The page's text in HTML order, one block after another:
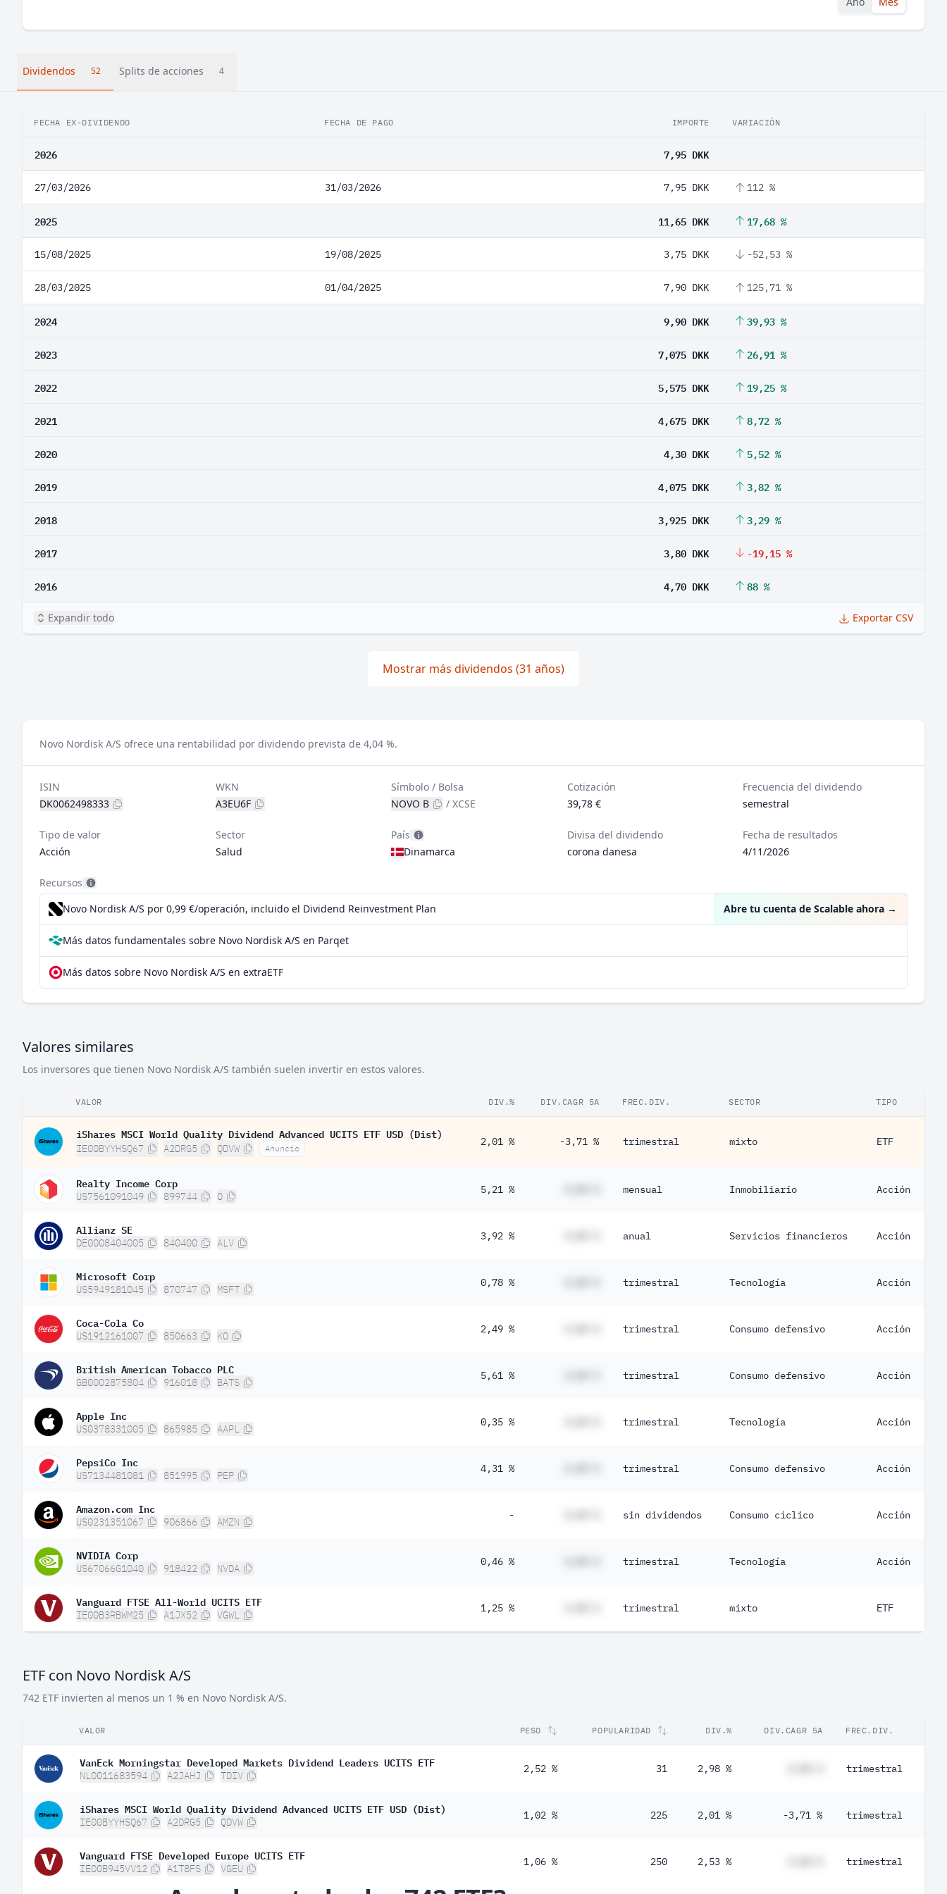
Dividendos 52 Splits de acciones 4
FECHA EX-DIVIDENDO FECHA DE PAGO IMPORTE VARIACIÓN
2026 7,95 DKK
27/03/2026 31/03/2026 7,95 DKK 112 %
2025 11,65 DKK 17,68 %
15/08/2025 19/08/2025 3,75 DKK -52,53 %
28/03/2025 01/04/2025 7,90 DKK 125,71 %
2024 9,90 DKK 39,93 %
2023 7,075 DKK 26,91 %
2022 5,575 DKK 19,25 %
2021 4,675 DKK 8,72 %
2020 4,30 DKK 5,52 %
2019 4,075 DKK 3,82 %
2018 3,925 DKK 3,29 %
2017 3,80 DKK -19,15 %
2016 4,70 DKK 88 %
Expandir todo Exportar CSV
Mostrar más dividendos (31 años)
Novo Nordisk A/S ofrece una rentabilidad por dividendo prevista de 4,04 %.
ISIN
DK0062498333
WKN
A3EU6F
Símbolo / Bolsa
NOVO B
/XCSE
Cotización
39,78 €
Frecuencia del dividendo
semestral
Tipo de valor
Acción
Sector
Salud
País
Dinamarca
Divisa del dividendo
corona danesa
Fecha de resultados
4/11/2026
Recursos
Novo Nordisk A/S por 0,99 €/operación, incluido el Dividend Reinvestment Plan
Abre tu cuenta de Scalable ahora →
Más datos fundamentales sobre Novo Nordisk A/S en Parqet
Más datos sobre Novo Nordisk A/S en extraETF
Valores similares
Los inversores que tienen Novo Nordisk A/S también suelen invertir en estos valores.
VALOR DIV.% DIV.CAGR 5A FREC.DIV. SECTOR TIPO
iShares MSCI World Quality Dividend Advanced UCITS ETF USD (Dist)
IE00BYYHSQ67 A2DRG5 QDVW Anuncio
2,01 % -3,71 % trimestral mixto ETF
Realty Income Corp
US7561091049 899744 O
5,21 % mensual Inmobiliario Acción
Allianz SE
DE0008404005 840400 ALV
3,92 % anual Servicios financieros Acción
Microsoft Corp
US5949181045 870747 MSFT
0,78 % trimestral Tecnología Acción
Coca-Cola Co
US1912161007 850663 KO
2,49 % trimestral Consumo defensivo Acción
British American Tobacco PLC
GB0002875804 916018 BATS
5,61 % trimestral Consumo defensivo Acción
Apple Inc
US0378331005 865985 AAPL
0,35 % trimestral Tecnología Acción
PepsiCo Inc
US7134481081 851995 PEP
4,31 % trimestral Consumo defensivo Acción
Amazon.com Inc
US0231351067 906866 AMZN
- sin dividendos Consumo cíclico Acción
NVIDIA Corp
US67066G1040 918422 NVDA
0,46 % trimestral Tecnología Acción
Vanguard FTSE All-World UCITS ETF
IE00B3RBWM25 A1JX52 VGWL
1,25 % trimestral mixto ETF
ETF con Novo Nordisk A/S
742 ETF invierten al menos un 1 % en Novo Nordisk A/S.
VALOR PESO POPULARIDAD DIV.% DIV.CAGR 5A FREC.DIV.
VanEck Morningstar Developed Markets Dividend Leaders UCITS ETF
NL0011683594 A2JAHJ TDIV
2,52 % 31 2,98 % trimestral
iShares MSCI World Quality Dividend Advanced UCITS ETF USD (Dist)
IE00BYYHSQ67 A2DRG5 QDVW
1,02 % 225 2,01 % -3,71 % trimestral
Vanguard FTSE Developed Europe UCITS ETF
IE00B945VV12 A1T8FS VGEU
1,06 % 250 2,53 % trimestral